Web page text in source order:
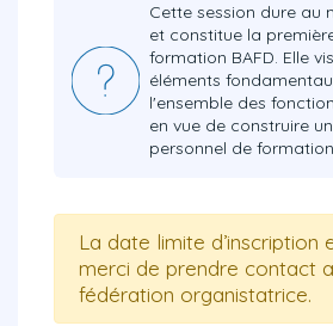
Cette session dure au
et constitue la
formation BAFD. Elle
éléments
l'ensemble des
en vue de construire
personnel de
La date limite d’inscription
merci de prendre contact
fédération organistatrice.